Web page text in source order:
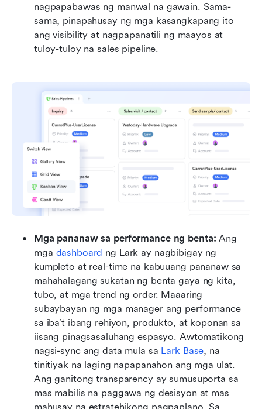
nagpapabawas ng manwal na gawain. Sama-
sama, pinapahusay ng mga kasangkapang ito
ang visibility at nagpapanatili ng maayos at
tuloy-tuloy na sales pipeline.
Mga pananaw sa performance ng benta: Ang
mga dashboard ng Lark ay nagbibigay ng
kumpleto at real-time na kabuuang pananaw sa
mahahalagang sukatan ng benta gaya ng kita,
tubo, at mga trend ng order. Maaaring
subaybayan ng mga manager ang performance
sa iba’t ibang rehiyon, produkto, at koponan sa
iisang pinagsasaluhang espasyo. Awtomatikong
nagsi-sync ang data mula sa Lark Base, na
tinitiyak na laging napapanahon ang mga ulat.
Ang ganitong transparency ay sumusuporta sa
mas mabilis na paggawa ng desisyon at mas